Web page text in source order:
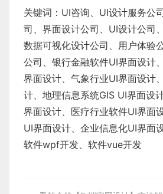
关键词： UI咨询、 UI设计服务公
司、界面设计公司、 UI设计公司 、
数据可视化设计公司 、 用户体验
公司 、 银行金融软件UI界面设计、
界面设计、 气象行业UI界面设计、
计、 地理信息系统GIS UI界面设
界面设计、 医疗行业软件UI界面
UI界面设计、 企业信息化UI界面设
软件wpf开发、 软件vue开发